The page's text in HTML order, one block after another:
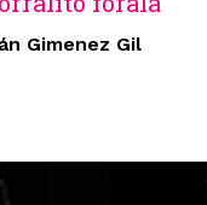
Gimenez Gil